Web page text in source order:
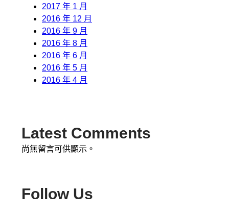
2017 年 1 月
2016 年 12 月
2016 年 9 月
2016 年 8 月
2016 年 6 月
2016 年 5 月
2016 年 4 月
Latest Comments
尚無留言可供顯示。
Follow Us